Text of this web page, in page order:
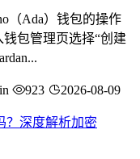
（Ada）钱包的操作
包管理页选择“创建
923 2026-08-09